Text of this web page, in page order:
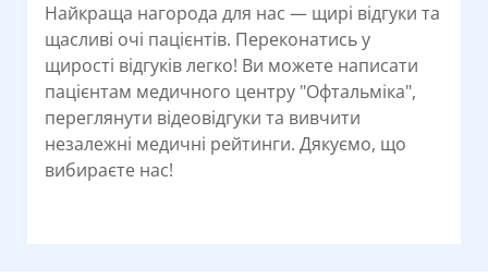
Найкраща нагорода для нас — щирі відгуки та
щасливі очі пацієнтів. Переконатись у
щирості відгуків легко! Ви можете написати
пацієнтам медичного центру "Офтальміка",
переглянути відеовідгуки та вивчити
незалежні медичні рейтинги. Дякуємо, що
вибираєте нас!